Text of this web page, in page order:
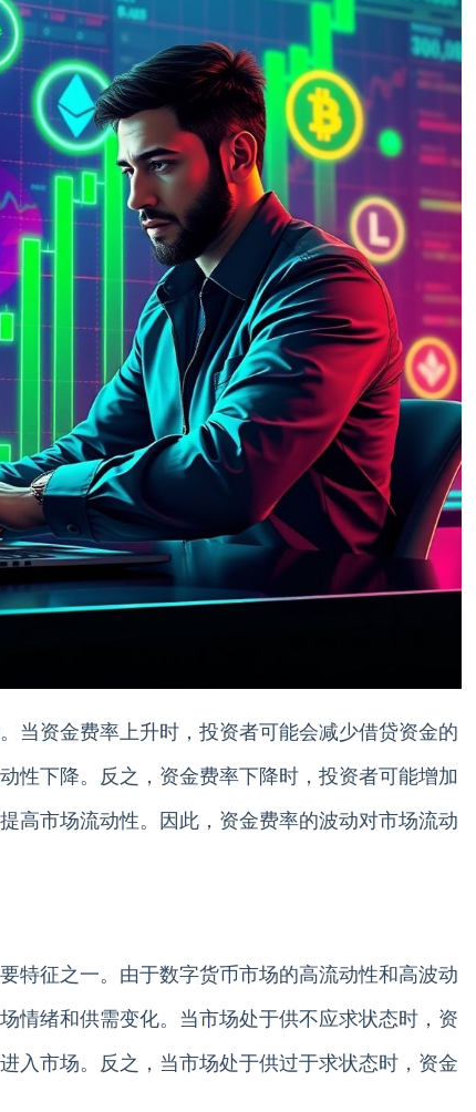
当资金费率上升时，投资者可能会减少借贷资金的
性下降。反之，资金费率下降时，投资者可能增加
高市场流动性。因此，资金费率的波动对市场流动
特征之一。由于数字货币市场的高流动性和高波动
情绪和供需变化。当市场处于供不应求状态时，资
入市场。反之，当市场处于供过于求状态时，资金